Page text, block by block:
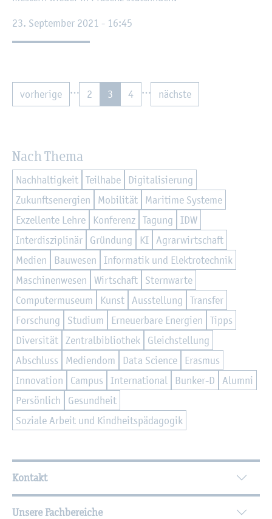
23. Sep­tem­ber 2021 - 16:45
vor­he­ri­ge … 2 3 4 … nächs­te
Nach Thema
Nach­hal­tig­keit Teil­ha­be
Di­gi­ta­li­sie­rung
Zu­kunfts­en­er­gi­en
Mo­bi­li­tät
Ma­ri­ti­me Sys­te­me
Ex­zel­len­te Lehre
Kon­fe­renz Ta­gung
IDW
In­ter­dis­zi­pli­när
Grün­dung KI
Agrar­wirt­schaft
Me­di­en
Bau­we­sen
In­for­ma­tik und Elek­tro­tech­nik
Ma­schi­nen­we­sen
Wirt­schaft
Stern­war­te
Com­pu­ter­mu­se­um
Kunst Aus­stel­lung
Trans­fer
For­schung
Stu­di­um Er­neu­er­ba­re En­er­gi­en
Tipps
Di­ver­si­tät
Zen­tral­bi­blio­thek
Gleich­stel­lung
Ab­schluss
Me­di­en­dom Data Sci­ence
Eras­mus
In­no­va­ti­on
Cam­pus In­ter­na­tio­nal Bun­ker-D
Alum­ni
Per­sön­lich
Ge­sund­heit
So­zia­le Ar­beit und Kind­heits­päd­ago­gik
Wei­ter­füh­ren­de In­for­ma­tio­nen
Kontakt
Unsere Fachbereiche